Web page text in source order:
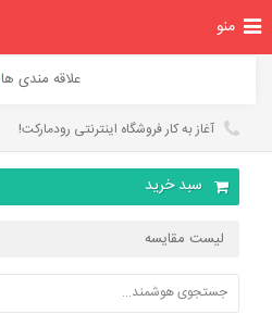
علاقه مندی ها
آغاز به کار فروشگاه اینترنتی رودمارکت!
سبد خرید
لیست مقایسه
منو